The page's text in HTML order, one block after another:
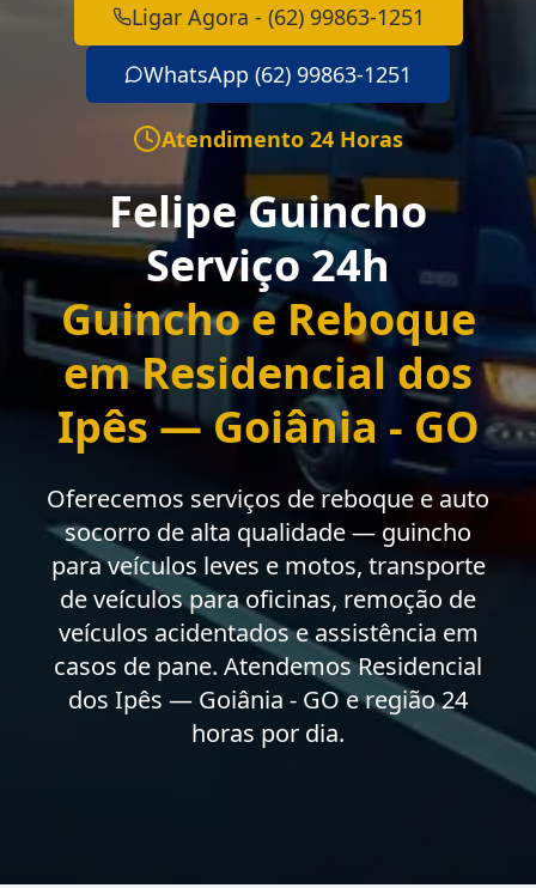
Ligar Agora - (62) 99863-1251
WhatsApp (62) 99863-1251
Atendimento 24 Horas
Felipe Guincho
Serviço 24h
Guincho e Reboque
em Residencial dos
Ipês — Goiânia - GO
Oferecemos serviços de reboque e auto
socorro de alta qualidade — guincho
para veículos leves e motos, transporte
de veículos para oficinas, remoção de
veículos acidentados e assistência em
casos de pane. Atendemos Residencial
dos Ipês — Goiânia - GO e região 24
horas por dia.